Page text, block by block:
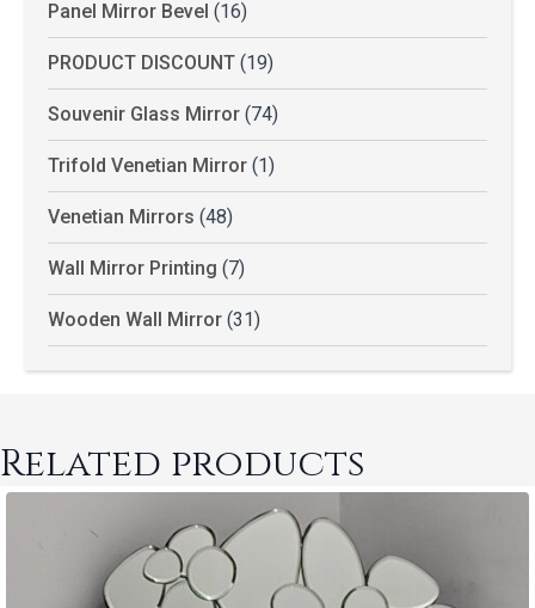
Panel Mirror Bevel (16)
PRODUCT DISCOUNT (19)
Souvenir Glass Mirror (74)
Trifold Venetian Mirror (1)
Venetian Mirrors (48)
Wall Mirror Printing (7)
Wooden Wall Mirror (31)
Related products